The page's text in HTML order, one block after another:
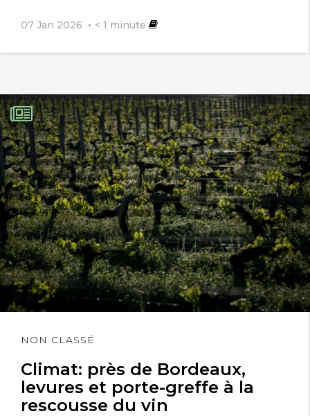
07 Jan 2026 < 1 minute
NON CLASSÉ
Climat: près de Bordeaux,
levures et porte-greffe à la
rescousse du vin
Lire